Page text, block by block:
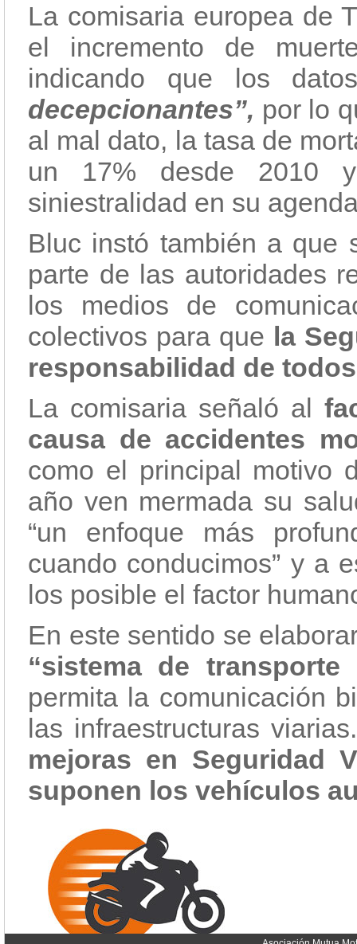
La comisaria europea de
el incremento de
indicando que los
decepcionantes”, por lo
al mal dato, la tasa de
un 17% desde 2010
siniestralidad en su
Bluc instó también a que
parte de las autoridades
los medios de
colectivos para que la
responsabilidad de
La comisaria señaló al
causa de accidentes
como el principal motivo
año ven mermada su
“un enfoque más
cuando conducimos” y a
los posible el factor
En este sentido se
“sistema de transporte
permita la comunicación
las infraestructuras
mejoras en Seguridad
suponen los vehículos